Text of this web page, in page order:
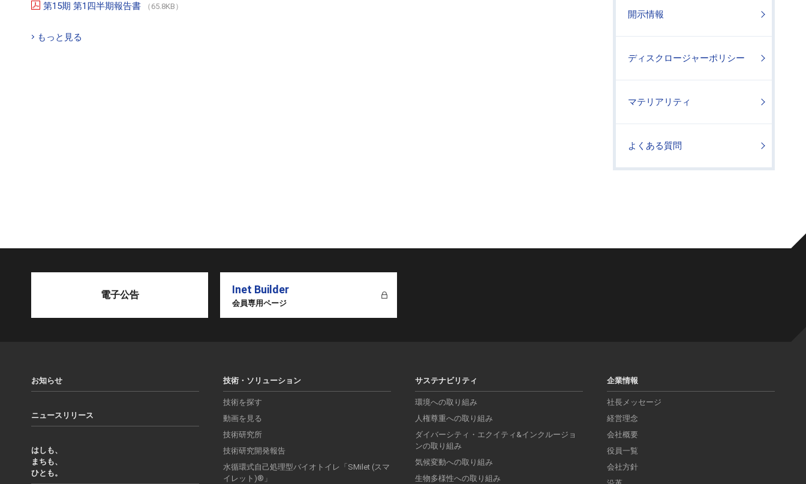
第15期 第1四半期報告書 （65.8KB）
もっと見る
開示情報
ディスクロージャーポリシー
マテリアリティ
よくある質問
電子公告 Inet Builder
会員専用ページ
お知らせ
ニュースリリース
はしも、
まちも、
ひとも。
技術・ソリューション
技術を探す
動画を見る
技術研究所
技術研究開発報告
水循環式自己処理型バイオトイレ「SMilet (スマ
イレット)®」
サステナビリティ
環境への取り組み
人権尊重への取り組み
ダイバーシティ・エクイティ&インクルージョ
ンの取り組み
気候変動への取り組み
生物多様性への取り組み
企業情報
社長メッセージ
経営理念
会社概要
役員一覧
会社方針